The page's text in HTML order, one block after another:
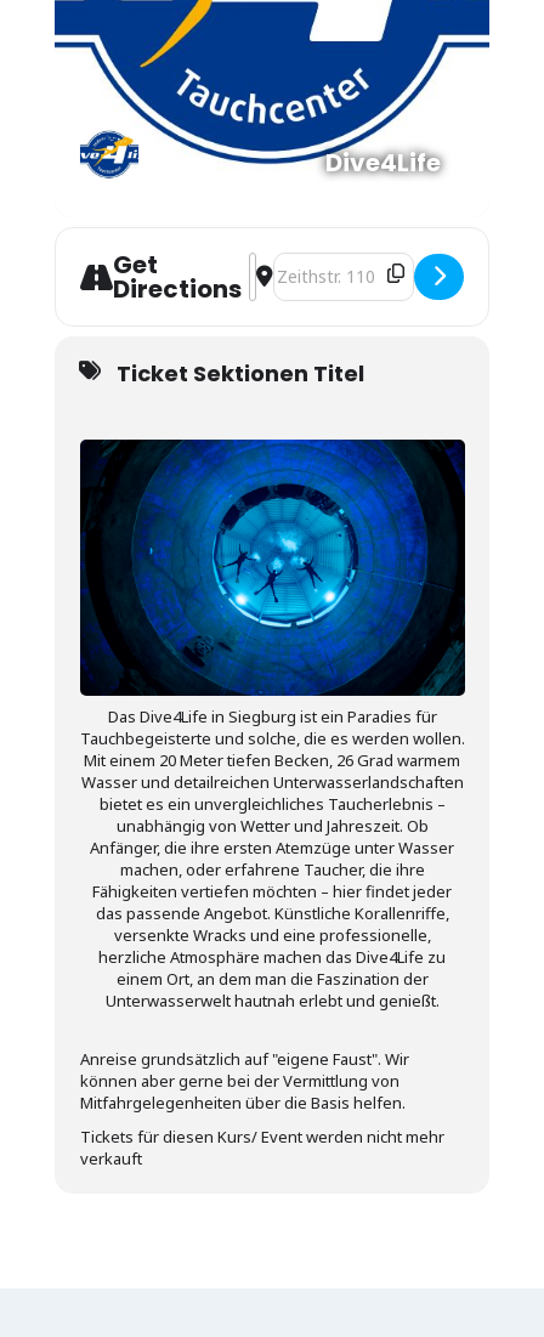
Dive4Life
Get
Directions
Address - Dive4Life [VirXDu9Rc]
Destination Address - Dive4Life
Ticket Sektionen Titel
Das Dive4Life in Siegburg ist ein Paradies für
Tauchbegeisterte und solche, die es werden wollen.
Mit einem 20 Meter tiefen Becken, 26 Grad warmem
Wasser und detailreichen Unterwasserlandschaften
bietet es ein unvergleichliches Taucherlebnis –
unabhängig von Wetter und Jahreszeit. Ob
Anfänger, die ihre ersten Atemzüge unter Wasser
machen, oder erfahrene Taucher, die ihre
Fähigkeiten vertiefen möchten – hier findet jeder
das passende Angebot. Künstliche Korallenriffe,
versenkte Wracks und eine professionelle,
herzliche Atmosphäre machen das Dive4Life zu
einem Ort, an dem man die Faszination der
Unterwasserwelt hautnah erlebt und genießt.
Anreise grundsätzlich auf "eigene Faust". Wir
können aber gerne bei der Vermittlung von
Mitfahrgelegenheiten über die Basis helfen.
Tickets für diesen Kurs/ Event werden nicht mehr
verkauft